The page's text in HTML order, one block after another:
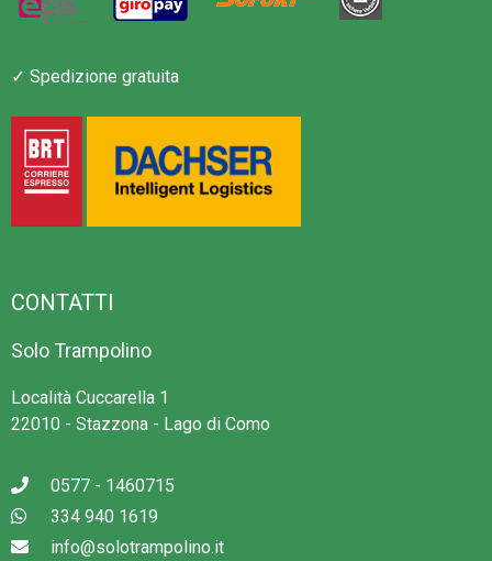
✓ Spedizione gratuita
CONTATTI
Solo Trampolino
Località Cuccarella 1
22010 - Stazzona - Lago di Como
0577 - 1460715
334 940 1619
info@solotrampolino.it